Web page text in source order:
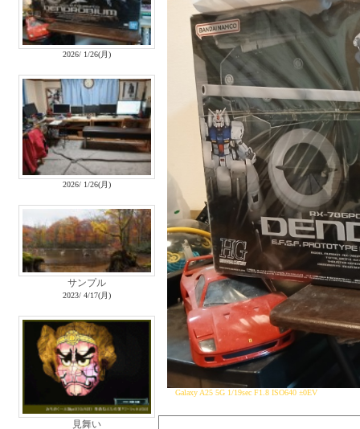
2026/ 1/26(月)
2026/ 1/26(月)
サンプル
2023/ 4/17(月)
見舞い
Galaxy A25 5G 1/19sec F1.8 ISO640 ±0EV